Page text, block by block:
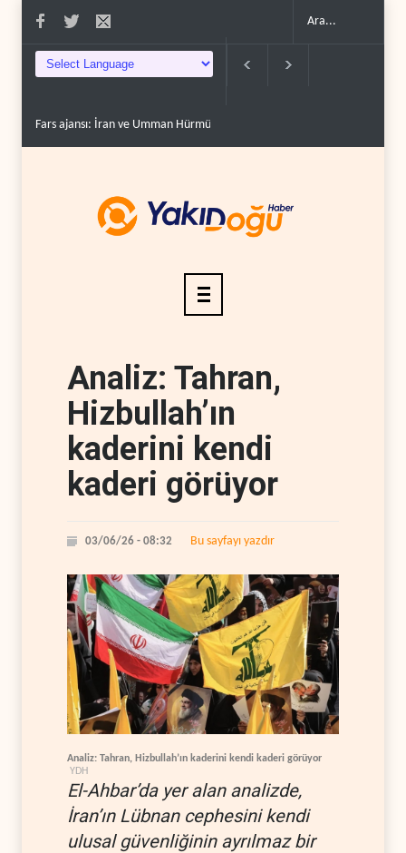
Trump, mühimmat krizini ifşa edenleri tehdit etti..
Analiz: Tahran,
Hizbullah’ın
kaderini kendi
kaderi görüyor
03/06/26 - 08:32 Bu sayfayı yazdır
Analiz: Tahran, Hizbullah’ın kaderini kendi kaderi görüyor
YDH
El-Ahbar’da yer alan analizde,
İran’ın Lübnan cephesini kendi
ulusal güvenliğinin ayrılmaz bir